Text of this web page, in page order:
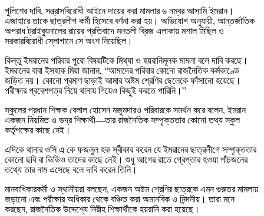
পুলিশের দাবি, সন্ত্রাসবিরোধী আইনে দায়ের করা মামলার ৬ নম্বর আসামি ইমরান।
এজাহারে তাকে ছাত্রলীগ কর্মী হিসেবে বর্ণনা করা হয়। অভিযোগ অনুযায়ী, আন্তর্জাতিক
অপরাধ ট্রাইব্যুনালের রায়ের প্রতিবাদে মনতলী ব্রিজ এলাকায় মশাল মিছিল ও
সরকারবিরোধী স্লোগানে সে অংশ নিয়েছিল।
কিন্তু ইমরানের পরিবার পুরো বিষয়টিকে মিথ্যা ও হয়রানিমূলক মামলা বলে দাবি করছে।
ইমরানের বাবা ইসহাক মিয়া জানান, “আমাদের পরিবার কোনো রাজনৈতিক কর্মকাণ্ডে
জড়িত নয়। কোনো প্রমাণ ছাড়াই আমার অষ্টম শ্রেণির ছেলেকে ফাঁসানো হয়েছে।
পরীক্ষার প্রবেশপত্র নিয়ে থানায় গিয়েও কিছুই করতে পারিনি।”
স্কুলের প্রধান শিক্ষক বেলাল হোসেন মজুমদারও পরিবারকে সমর্থন করে বলেন, ইমরান
একজন নিয়মিত ও ভদ্র শিক্ষার্থী—তার রাজনৈতিক সম্পৃক্ততার কোনো তথ্য স্কুল
কর্তৃপক্ষের কাছে নেই।
এদিকে থানার ওসি এ কে ফজলুল হক স্বীকার করেন যে ইমরানের ছাত্রলীগে সম্পৃক্ততার
কোনো ছবি বা ভিডিও তাদের কাছে নেই। শুধু আগের রাতে গ্রেপ্তার হওয়া পাঁচজনের
তথ্যে তার নাম এসেছে বলে দাবি করেন তিনি।
মানবাধিকারকর্মী ও স্থানীয়রা বলছেন, একজন অষ্টম শ্রেণির ছাত্রকে এমন গুরুতর মামলায়
জড়ানো এবং পরীক্ষার অধিকার থেকে বঞ্চিত করা অমানবিক ও নিন্দনীয়। তারা মনে
করছেন, রাজনৈতিক উদ্দেশ্যে নিরীহ শিক্ষার্থীকে হয়রানি করা হয়েছে।